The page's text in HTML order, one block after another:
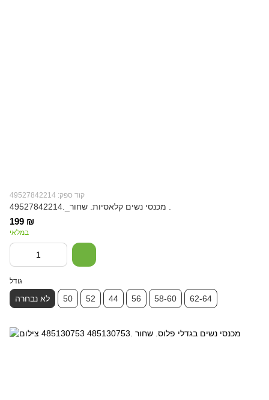
קוד ספק: 49527842214
199 ₪
במלאי
גודל
לא נבחרה 50 52 44 56 58-60 62-64